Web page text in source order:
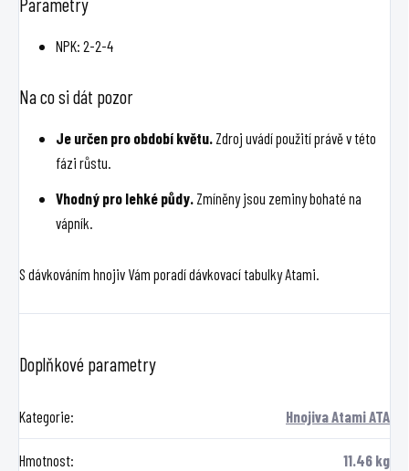
NPK: 2-2-4
Na co si dát pozor
Je určen pro období květu. Zdroj uvádí použití právě v této
fázi růstu.
Vhodný pro lehké půdy. Zmíněny jsou zeminy bohaté na
vápník.
S dávkováním hnojiv Vám poradí dávkovací tabulky Atami.
Doplňkové parametry
Kategorie: Hnojiva Atami ATA
Hmotnost: 11.46 kg